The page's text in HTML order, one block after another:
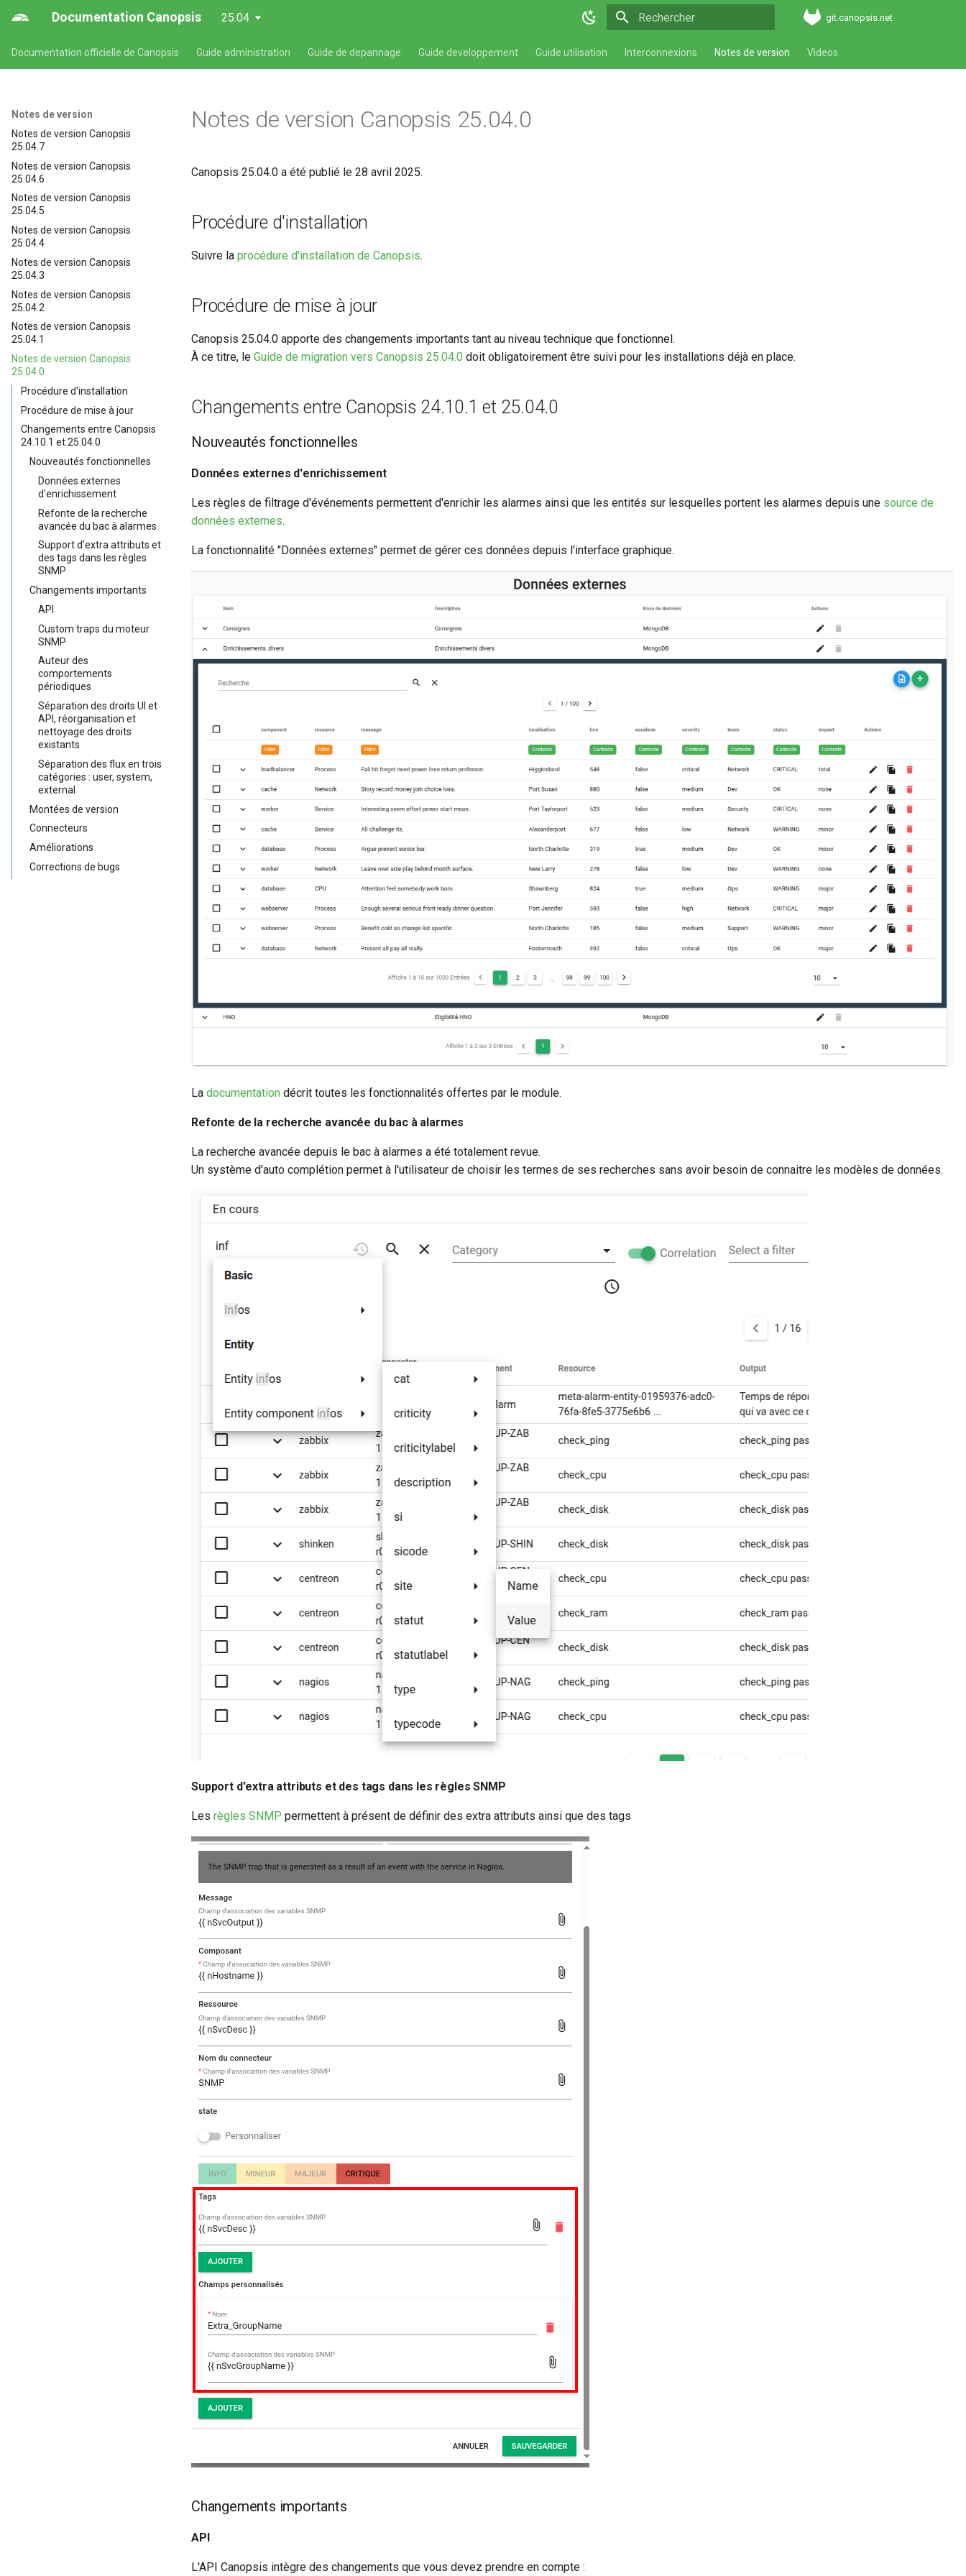
Documentation Canopsis 25.04 git.canopsis.net
Documentation officielle de Canopsis Guide administration Guide de depannage Guide developpement Guide utilisation Interconnexions Notes de version Videos
Notes de version
Notes de version Canopsis
25.04.7
Notes de version Canopsis
25.04.6
Notes de version Canopsis
25.04.5
Notes de version Canopsis
25.04.4
Notes de version Canopsis
25.04.3
Notes de version Canopsis
25.04.2
Notes de version Canopsis
25.04.1
Notes de version Canopsis
25.04.0
Procédure d'installation
Procédure de mise à jour
Changements entre Canopsis
24.10.1 et 25.04.0
Nouveautés fonctionnelles
Données externes
d'enrichissement
Refonte de la recherche
avancée du bac à alarmes
Support d'extra attributs et
des tags dans les règles
SNMP
Changements importants
API
Custom traps du moteur
SNMP
Auteur des
comportements
périodiques
Séparation des droits UI et
API, réorganisation et
nettoyage des droits
existants
Séparation des flux en trois
catégories : user, system,
external
Montées de version
Connecteurs
Améliorations
Corrections de bugs
Notes de version Canopsis 25.04.0
Canopsis 25.04.0 a été publié le 28 avril 2025.
Procédure d'installation
Suivre la procédure d'installation de Canopsis.
Procédure de mise à jour
Canopsis 25.04.0 apporte des changements importants tant au niveau technique que fonctionnel.
À ce titre, le Guide de migration vers Canopsis 25.04.0 doit obligatoirement être suivi pour les installations déjà en place.
Changements entre Canopsis 24.10.1 et 25.04.0
Nouveautés fonctionnelles
Données externes d'enrichissement
Les règles de filtrage d'événements permettent d'enrichir les alarmes ainsi que les entités sur lesquelles portent les alarmes depuis une source de
données externes.
La fonctionnalité "Données externes" permet de gérer ces données depuis l'interface graphique.
La documentation décrit toutes les fonctionnalités offertes par le module.
Refonte de la recherche avancée du bac à alarmes
La recherche avancée depuis le bac à alarmes a été totalement revue.
Un système d'auto complétion permet à l'utilisateur de choisir les termes de ses recherches sans avoir besoin de connaitre les modèles de données.
Support d'extra attributs et des tags dans les règles SNMP
Les règles SNMP permettent à présent de définir des extra attributs ainsi que des tags
Changements importants
API
L'API Canopsis intègre des changements que vous devez prendre en compte :